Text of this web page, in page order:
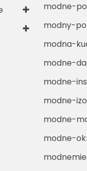
modne-
modny-
modna-
modne-
modne-
modne-
modne-
modne-